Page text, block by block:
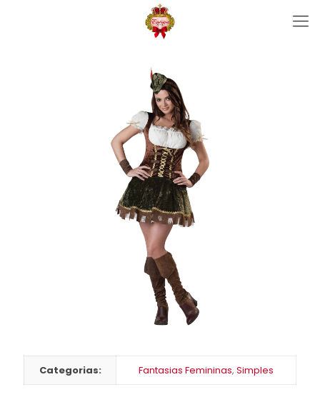
Categorias: Fantasias Femininas, Simples